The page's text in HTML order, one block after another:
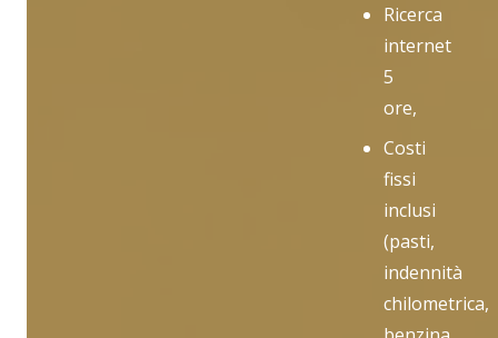
Ricerca
internet
5
ore,
Costi
fissi
inclusi
(pasti,
indennità
chilometrica,